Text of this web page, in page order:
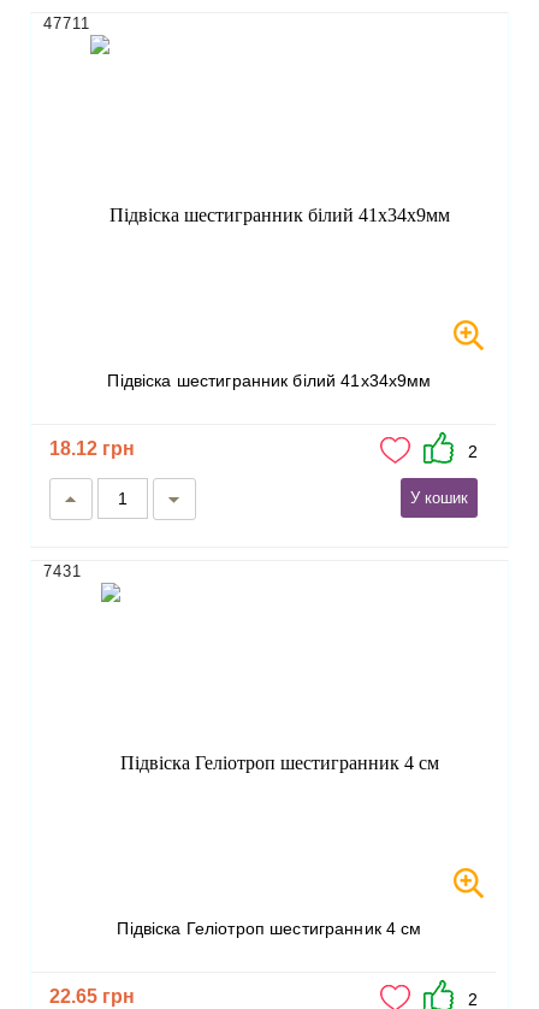
Підвіска шестигранник білий 41х34х9мм
47711
18.12 грн 2
У кошик
Підвіска Геліотроп шестигранник 4 см
7431
22.65 грн 2